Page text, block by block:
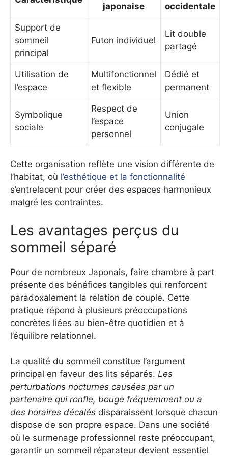
japonaise occidentale
Support de
sommeil
principal
Futon individuel
Lit double
partagé
Utilisation de
l’espace
Multifonctionnel
et flexible
Dédié et
permanent
Symbolique
sociale
Respect de
l’espace
personnel
Union
conjugale
Cette organisation reflète une vision différente de
l’habitat, où l’esthétique et la fonctionnalité
s’entrelacent pour créer des espaces harmonieux
malgré les contraintes.
Les avantages perçus du
sommeil séparé
Pour de nombreux Japonais, faire chambre à part
présente des bénéfices tangibles qui renforcent
paradoxalement la relation de couple. Cette
pratique répond à plusieurs préoccupations
concrètes liées au bien-être quotidien et à
l’équilibre relationnel.
La qualité du sommeil constitue l’argument
principal en faveur des lits séparés. Les
perturbations nocturnes causées par un
partenaire qui ronfle, bouge fréquemment ou a
des horaires décalés disparaissent lorsque chacun
dispose de son propre espace. Dans une société
où le surmenage professionnel reste préoccupant,
garantir un sommeil réparateur devient essentiel